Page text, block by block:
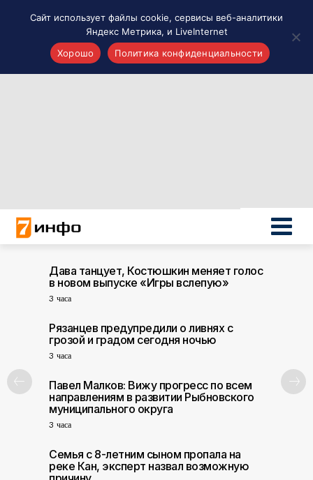
Новости России
Политика
Новости мира
Все материалы 7инфо
О НАС
ПОИСК ПО САЙТУ
Дава танцует, Костюшкин меняет голос
в новом выпуске «Игры вслепую»
3 часа
Рязанцев предупредили о ливнях с
грозой и градом сегодня ночью
3 часа
Павел Малков: Вижу прогресс по всем
направлениям в развитии Рыбновского
муниципального округа
3 часа
Семья с 8-летним сыном пропала на
реке Кан, эксперт назвал возможную
Сайт использует файлы cookie, сервисы веб-аналитики
Яндекс Метрика, и LiveInternet
Хорошо
Политика конфиденциальности